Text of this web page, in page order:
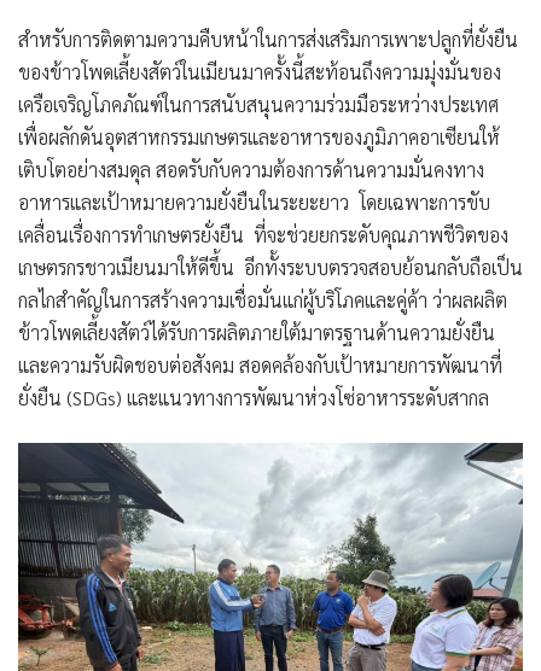
สำหรับการติดตามความคืบหน้าในการส่งเสริมการเพาะปลูกที่ยั่งยืน
ของข้าวโพดเลี้ยงสัตว์ในเมียนมาครั้งนี้สะท้อนถึงความมุ่งมั่นของ
เครือเจริญโภคภัณฑ์ในการสนับสนุนความร่วมมือระหว่างประเทศ
เพื่อผลักดันอุตสาหกรรมเกษตรและอาหารของภูมิภาคอาเซียนให้
เติบโตอย่างสมดุล สอดรับกับความต้องการด้านความมั่นคงทาง
อาหารและเป้าหมายความยั่งยืนในระยะยาว โดยเฉพาะการขับ
เคลื่อนเรื่องการทำเกษตรยั่งยืน ที่จะช่วยยกระดับคุณภาพชีวิตของ
เกษตรกรชาวเมียนมาให้ดีขึ้น อีกทั้งระบบตรวจสอบย้อนกลับถือเป็น
กลไกสำคัญในการสร้างความเชื่อมั่นแก่ผู้บริโภคและคู่ค้า ว่าผลผลิต
ข้าวโพดเลี้ยงสัตว์ได้รับการผลิตภายใต้มาตรฐานด้านความยั่งยืน
และความรับผิดชอบต่อสังคม สอดคล้องกับเป้าหมายการพัฒนาที่
ยั่งยืน (SDGs) และแนวทางการพัฒนาห่วงโซ่อาหารระดับสากล